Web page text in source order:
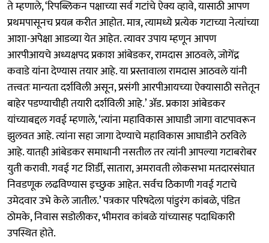
ते म्हणाले, ‘रिपब्लिकन पक्षाच्या सर्व गटांचे ऐक्य व्हावे, यासाठी आपण
प्रथमपासूनच प्रयत्न करीत आहोत. मात्र, त्यामध्ये प्रत्येक गटाच्या नेत्यांच्या
आशा-अपेक्षा आडव्या येत आहेत. त्यावर उपाय म्हणून आपण
आरपीआयचे अध्यक्षपद प्रकाश आंबेडकर, रामदास आठवले, जोगेंद्र
कवाडे यांना देण्यास तयार आहे. या प्रस्तावाला रामदास आठवले यांनी
तत्त्‍वतः मान्यता दर्शविली असून, प्रसंगी आरपीआयच्‍या ऐक्यासाठी सत्तेतून
बाहेर पडण्याचीही तयारी दर्शविली आहे.’ ॲड. प्रकाश आंबेडकर
यांच्याबद्दल गवई म्हणाले, ‘त्यांना महाविकास आघाडी जागा वाटपावरून
झुलवत आहे. त्यांना सहा जागा देण्याचे महाविकास आघाडीने ठरविले
आहे. यातही आंबेडकर समाधानी नसतील तर त्यांनी आपल्या गटाबरोबर
युती करावी. गवई गट शिर्डी, सातारा, अमरावती लोकसभा मतदारसंघात
निवडणूक लढविण्यास इच्छुक आहेत. सर्वच ठिकाणी गवई गटाचे
उमेदवार उभे केले जातील.’ पत्रकार परिषदेला पांडुरंग कांबळे, पंडित
ठोमके, निवास सडोलीकर, भीमराव कांबळे यांच्यासह पदाधिकारी
उपस्थित होते.